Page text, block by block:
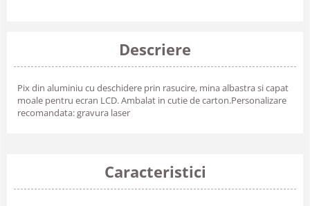
Descriere
Pix din aluminiu cu deschidere prin rasucire, mina albastra si capat
moale pentru ecran LCD. Ambalat in cutie de carton.Personalizare
recomandata: gravura laser
Caracteristici